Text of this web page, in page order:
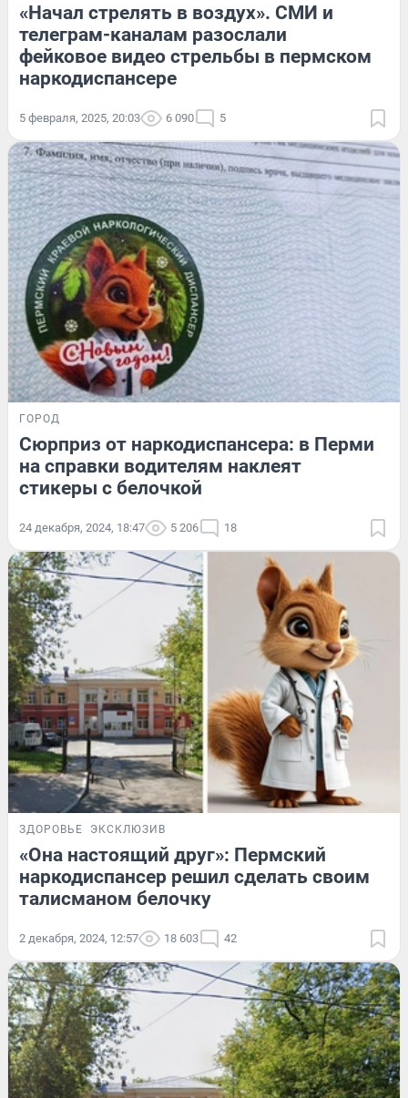
«Начал стрелять в воздух». СМИ и
телеграм-каналам разослали
фейковое видео стрельбы в пермском
наркодиспансере
5 февраля, 2025, 20:03 6 090 5
ГОРОД
Сюрприз от наркодиспансера: в Перми
на справки водителям наклеят
стикеры с белочкой
24 декабря, 2024, 18:47 5 206 18
ЗДОРОВЬЕ ЭКСКЛЮЗИВ
«Она настоящий друг»: Пермский
наркодиспансер решил сделать своим
талисманом белочку
2 декабря, 2024, 12:57 18 603 42